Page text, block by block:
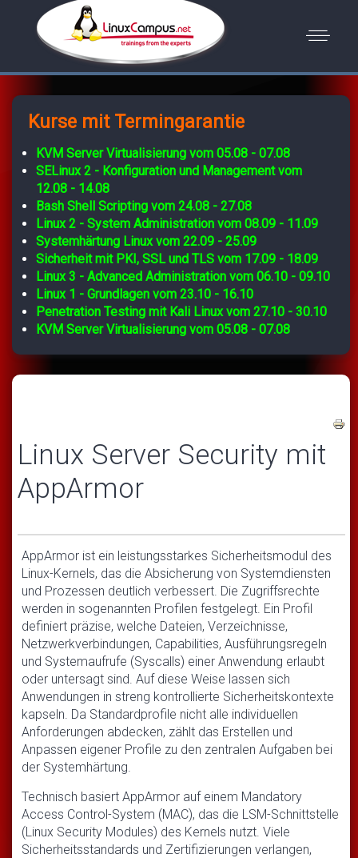
Kurse mit Termingarantie
KVM Server Virtualisierung vom 05.08 - 07.08
SELinux 2 - Konfiguration und Management vom
12.08 - 14.08
Bash Shell Scripting vom 24.08 - 27.08
Linux 2 - System Administration vom 08.09 - 11.09
Systemhärtung Linux vom 22.09 - 25.09
Sicherheit mit PKI, SSL und TLS vom 17.09 - 18.09
Linux 3 - Advanced Administration vom 06.10 - 09.10
Linux 1 - Grundlagen vom 23.10 - 16.10
Penetration Testing mit Kali Linux vom 27.10 - 30.10
KVM Server Virtualisierung vom 05.08 - 07.08
Linux Server Security mit
AppArmor
AppArmor ist ein leistungsstarkes Sicherheitsmodul des
Linux-Kernels, das die Absicherung von Systemdiensten
und Prozessen deutlich verbessert. Die Zugriffsrechte
werden in sogenannten Profilen festgelegt. Ein Profil
definiert präzise, welche Dateien, Verzeichnisse,
Netzwerkverbindungen, Capabilities, Ausführungsregeln
und Systemaufrufe (Syscalls) einer Anwendung erlaubt
oder untersagt sind. Auf diese Weise lassen sich
Anwendungen in streng kontrollierte Sicherheitskontexte
kapseln. Da Standardprofile nicht alle individuellen
Anforderungen abdecken, zählt das Erstellen und
Anpassen eigener Profile zu den zentralen Aufgaben bei
der Systemhärtung.
Technisch basiert AppArmor auf einem Mandatory
Access Control-System (MAC), das die LSM-Schnittstelle
(Linux Security Modules) des Kernels nutzt. Viele
Sicherheitsstandards und Zertifizierungen verlangen,